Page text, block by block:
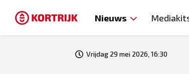
Nieuws
Vrijdag 29 mei 2026, 16:30